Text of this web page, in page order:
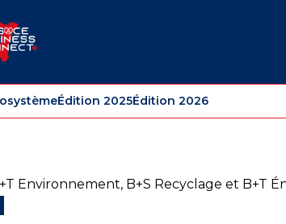
Édition 2025Édition 2026
Environnement, B+S Recyclage et B+T